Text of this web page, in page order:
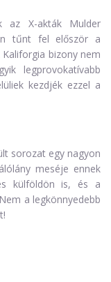
az X-akták Mulder
tűnt fel először a
bizony nem
legprovokatívabb
kezdjék ezzel a
sorozat egy nagyon
meséje ennek
külföldön is, és a
a legkönnyedebb